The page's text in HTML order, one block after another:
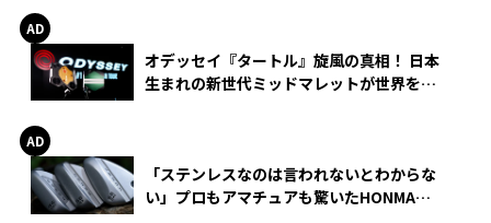
オデッセイ『タートル』旋風の真相！ 日本
生まれの新世代ミッドマレットが世界を席
「ステンレスなのは言われないとわからな
い」プロもアマチュアも驚いたHONMA